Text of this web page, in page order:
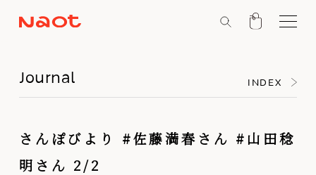
Journal INDEX
さんぽびより #佐藤満春さん #山田稔
明さん 2/2